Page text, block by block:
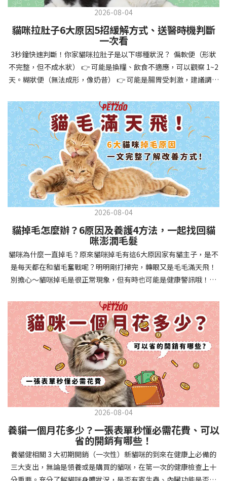
創造更和諧的相處模式。培養社交技能與適應能力及早接觸各種環
境和刺激，能幫助幼犬成長為自信穩定的成犬。適當的社會化訓練
讓牠們學會如何與其他狗狗、動物和人類和平相處，減少恐懼或攻
擊行為。這種適應能力使幼犬未來能從容面對獸醫檢查、美容
salon、寄宿或旅行等各種情境，大大提升生活品質。 訓練幼犬不只
是教會指令，更是塑造性格和習慣的過程！ 透過耐心且一致的訓
練，你不僅能擁有一隻聽話的好狗狗，更能建立起相互尊重的終身
相處中獲得回報狗狗訓練指南，六步驟培養幼犬開始幼犬訓練時，
系統性的方法能帶來最佳效果。從信任建立到習慣養成，每個階段
都至關重要，缺一不可。良好的訓練應循序漸進，把握幼犬成長敏
感期，以積極正向的方式引導。遵循這六個步驟，即使是第一次養
狗的新手，也能輕鬆將調皮的小狗訓練成聽話的好夥伴！建立信任
基礎 幼犬訓練的第一步不是教指令，而是建立信任。剛到新家的幼
犬可能感到緊張不安，給予適當空間適應環境很重要。用溫柔的聲
音交談，提供安全舒適的窩，維持規律的餵食和如廁時間，讓幼犬
感到安心。輕輕撫摸、溫柔擁抱，每天安排固定玩耍時間，這些都
任你後，可開始教導基本指令。從簡單的「坐下」開始，再逐步學
習「趴下」、「等待」和「過來」。每次訓練保持在5-10分鐘內，
避免幼犬注意力分散。使用清晰一致的口令和手勢，成功時立即給
予獎勵和讚美。記住，重複是學習的關鍵，每天多次短時間練習效
果最佳。調整日常行為除了基本指令，幼犬還需學習生活禮儀。如
時立即獎勵。另外要處理的常見問題包括咬人、啃咬家具和亂叫。
每當出現不當行為，給予適當替代品（如咬玩具代替咬手），並在
幼犬選擇正確行為時獎勵，這比責罵更有效。社交化訓練 兩個月大
的幼犬正處於社會化黃金期，這階段的經驗將深刻影響未來性格。
安排幼犬接觸不同人類（包括兒童、戴眼鏡的人、使用拐杖的人
等）、各種動物、交通工具和環境聲音。起初保持在安全、受控的
情境中，逐漸增加複雜度。每次正面社交體驗後給予獎勵，建立幼
犬對新事物的積極態度。進階技巧強化 基礎訓練穩固後，可以進入
更複雜的技巧訓練。這包括遠距離控制、不同干擾下的指令遵從、
多步驟動作等。使用延遲獎勵技巧，讓幼犬學會即使沒有立即獎勵
也能保持良好行為。引入不同環境中的訓練，如公園、寵物店等，
幫助幼犬在各種情境下都能聽從指令。維持良好習慣 成功的訓練不
是一次性的，而是需要持續維護。即使幼犬已經掌握所有技能，也
要定期複習，防止行為退化。將訓練融入日常生活，如出門前的
2026-08-04
貓咪拉肚子6大原因5招緩解方式、送醫時機判斷
一次看
3秒鐘快速判斷！你家貓咪拉肚子是以下哪種狀況？ 偏軟便（形狀
不完整，但不成水狀） 👉 可能是換糧、飲食不適應，可以觀察 1~2
天。糊狀便（無法成形，像奶昔） 👉 可能是腸胃受刺激，建議調整
若超過 24 小時沒改善，建議就醫。血便（帶血絲或黑色糞便） 👉
可能是嚴重腸胃問題，應立即帶去獸醫院！想知道貓咪拉肚子的真
正原因，只要透過 5 個簡單步驟，就能判斷問題嚴重性，決定是否
需要就醫！接下來我們一起來看看該怎麼做吧！🐾 貓咪拉肚子怎麼
辦？5步驟判斷貓咪拉肚子是否需要馬上看醫生貓咪拉肚子的因素與
許多原因有關，更換食物、誤食異物或不乾淨的東西、寄生蟲、其
他疾病。 5 步驟判斷貓咪拉肚子原因，要不要看醫生？當貓咪拉肚
子時，不用慌張！透過以下 5 個步驟，就能快速判斷原因，並決定
是否需要帶去獸醫院。📌 貓咪拉肚子判斷步驟1：觀察糞便的狀態：
糞便質地是關鍵！不同形態代表不同的腸胃狀況📌 貓咪拉肚子判斷
步驟2：回想最近的飲食變化：有沒有突然換飼料或罐頭？ 有沒有吃
到新零食或人類食物？ 是否誤食異物？📌 貓咪拉肚子判斷步驟3：
確認環境與生活作息：最近是否搬家、換貓砂、新成員加入？ 天氣
是否有變化？ 飼主是否長時間外出？📌 貓咪拉肚子判斷步驟4：觀
察貓咪的精神與食慾：貓咪精神好嗎？、食慾是否正常？，可先觀
下降，表示身體狀況不佳，應儘快就醫！📌 貓咪拉肚子判斷步驟5：
檢查是否需要帶去看獸醫 如果拉肚子 1~2 次但精神好、食慾正常，
可以先觀察，如果腹瀉超過 48 小時或水狀腹瀉 + 嗜睡、食慾下降、
嘔吐 應立即就醫。 透過這 5 個步驟，你可以快速判斷貓咪拉肚子的
原因與嚴重程度，確保毛孩的腸胃健康！如果不確定情況，還是建
議讓獸醫檢查，才能安心哦！🐾💖4種高風險群貓咪拉肚子要小心高
風險貓咪包含：幼貓、老貓、懷孕貓、有慢性疾病貓，這些貓咪在
身體狀況出現警訊時要特別注意，如拉肚子次數超過2次以上，就建
議直接尋求獸醫協助。2要訣判斷貓咪拉肚子要不要看醫生 高風險貓
的貓咪，如拉肚子超過2-3天，建議直接尋求獸醫師協助。並記得提
供觀察紀錄給予獸醫師進行專業判斷。貓咪拉肚子但精神很好？如
果飼主有發現貓咪拉肚子的情形，但貓咪的精神很好。有可能與飲
食方便相關，回想是否進食新的食物，或是正進行飼料更換的過
2026-08-04
貓掉毛怎麼辦？6原因及養護4方法，一起找回貓
咪澎潤毛髮
貓咪為什麼一直掉毛？原來貓咪掉毛有這6大原因家有貓主子，是不
是每天都在和貓毛奮戰呢？明明剛打掃完，轉眼又是毛毛滿天飛！
別擔心～貓咪掉毛是很正常現象，但有時也可能是健康警訊哦！以
兩全其美！貓咪掉毛原因1. 皮膚問題貓咪皮膚問題是造成掉毛的常
見兇手！皮膚發炎、感染或是長期搔癢，都會讓貓咪的毛髮失去健
康光澤並大量脫落。常見的皮膚問題包括皮膚黴菌、細菌感染、疥
癬蟲等寄生蟲，甚至是皮膚過度乾燥。如果發現貓咪皮膚有紅腫、
結痂、脫屑或異常氣味，同時伴隨掉毛，建議盡快帶牠看獸醫哦！
貓咪掉毛原因2. 過敏誰說只有人類會過敏？貓咪也會！貓咪可能對
環境中的塵蟎、花粉、清潔劑，甚至是食物中的某些成分產生過敏
反應。過敏症狀不只是打噴嚏、流眼淚，還會引起皮膚搔癢和掉毛
問題。特別是食物過敏，更是常被忽略的掉毛元兇！如果貓咪經常
抓癢或舔舐特定部位，同時伴隨掉毛，很可能是過敏在作怪呢！貓
咪掉毛原因3. 營養不足貓咪的毛髮健康與營養息息相關！當貓咪飲
食中缺乏必要的蛋白質、脂肪酸（尤其是Omega-3和Omega-
6）、維生素或礦物質時，毛髮就會變得乾燥、脆弱，容易斷裂脫
落。長期餵食低品質或不均衡的貓糧，可能使貓咪營養不良，進而
2026-08-04
養貓一個月花多少？一張表單秒懂必需花費、可以
省的開銷有哪些！
養貓健相關 3 大初期開銷（一次性）新貓咪的到來在健康上必備的
三大支出，無論是領養或是購買的貓咪，在第一次的健康檢查上十